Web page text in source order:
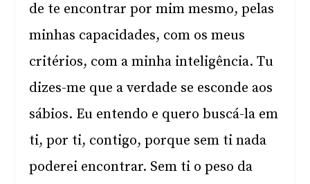
de te encontrar por mim mesmo, pelas
minhas capacidades, com os meus
critérios, com a minha inteligência. Tu
dizes-me que a verdade se esconde aos
sábios. Eu entendo e quero buscá-la em
ti, por ti, contigo, porque sem ti nada
poderei encontrar. Sem ti o peso da